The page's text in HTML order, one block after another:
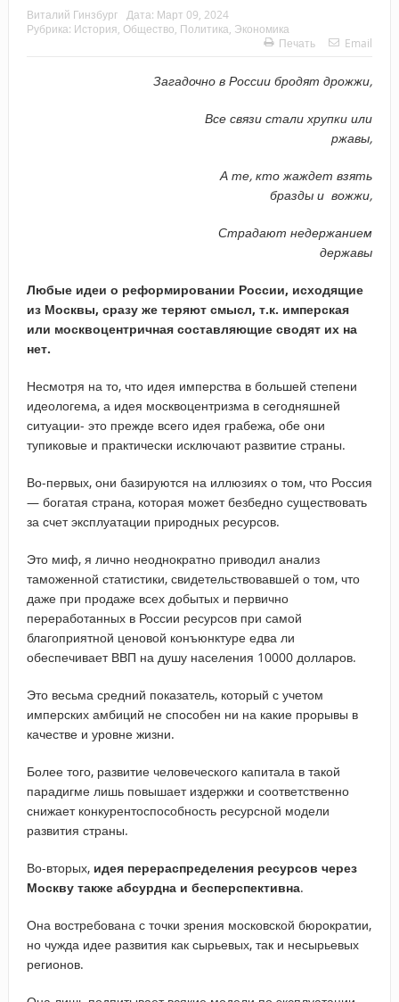
Виталий Гинзбург Дата: Март 09, 2024
Рубрика: История Общество Политика Экономика
Печать
Email
Загадочно в России бродят дрожжи,
Все связи стали хрупки или
ржавы,
А те, кто жаждет взять
бразды и вожжи,
Страдают недержанием
державы
Любые идеи о реформировании России, исходящие
из Москвы, сразу же теряют смысл, т.к. имперская
или москвоцентричная составляющие сводят их на
нет.
Несмотря на то, что идея имперства в большей степени
идеологема, а идея москвоцентризма в сегодняшней
ситуации- это прежде всего идея грабежа, обе они
тупиковые и практически исключают развитие страны.
Во-первых, они базируются на иллюзиях о том, что Россия
— богатая страна, которая может безбедно существовать
за счет эксплуатации природных ресурсов.
Это миф, я лично неоднократно приводил анализ
таможенной статистики, свидетельствовавшей о том, что
даже при продаже всех добытых и первично
переработанных в России ресурсов при самой
благоприятной ценовой конъюнктуре едва ли
обеспечивает ВВП на душу населения 10000 долларов.
Это весьма средний показатель, который с учетом
имперских амбиций не способен ни на какие прорывы в
качестве и уровне жизни.
Более того, развитие человеческого капитала в такой
парадигме лишь повышает издержки и соответственно
снижает конкурентоспособность ресурсной модели
развития страны.
Во-вторых, идея перераспределения ресурсов через
Москву также абсурдна и бесперспективна.
Она востребована с точки зрения московской бюрократии,
но чужда идее развития как сырьевых, так и несырьевых
регионов.